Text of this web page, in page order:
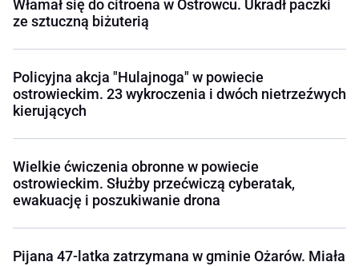
Włamał się do citroena w Ostrowcu. Ukradł paczki
ze sztuczną biżuterią
Policyjna akcja "Hulajnoga" w powiecie
ostrowieckim. 23 wykroczenia i dwóch nietrzeźwych
kierujących
Wielkie ćwiczenia obronne w powiecie
ostrowieckim. Służby przećwiczą cyberatak,
ewakuację i poszukiwanie drona
Pijana 47-latka zatrzymana w gminie Ożarów. Miała